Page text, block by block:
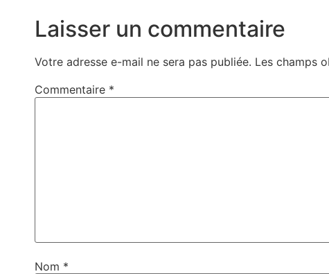
Laisser un commentaire
Votre adresse e-mail ne sera pas publiée. Les champs
Commentaire *
Nom *